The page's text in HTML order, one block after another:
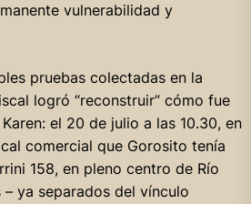
vulnerabilidad y
pruebas colectadas en la
logró “reconstruir” cómo fue
el 20 de julio a las 10.30, en
comercial que Gorosito tenía
158, en pleno centro de Río
– ya separados del vínculo